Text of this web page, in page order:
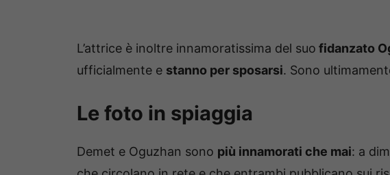
L’attrice è inoltre innamoratissima del suo fidanzato
ufficialmente e stanno per sposarsi. Sono
Le foto in spiaggia
Demet e Oguzhan sono più innamorati che mai: a